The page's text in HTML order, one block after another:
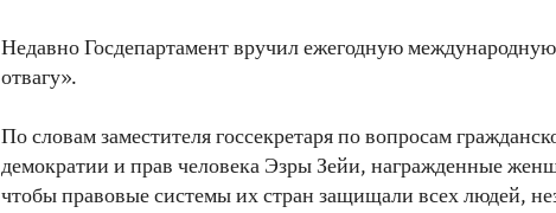
Недавно Госдепартамент вручил ежегодную
отвагу».
По словам заместителя госсекретаря по вопросам
демократии и прав человека Эзры Зейи, награжденные
чтобы правовые системы их стран защищали всех людей,